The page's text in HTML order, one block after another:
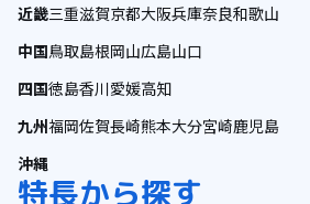
近畿三重滋賀京都大阪兵庫奈良和歌山
中国鳥取島根岡山広島山口
四国徳島香川愛媛高知
九州福岡佐賀長崎熊本大分宮崎鹿児島
沖縄
特長から探す